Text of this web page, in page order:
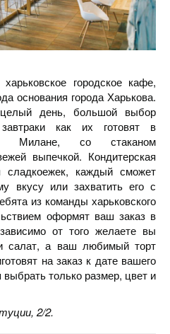
городское кафе,
основания города Харькова.
день, большой выбор
как их готовят в
Милане, со стаканом
выпечкой. Кондитерская
каждый сможет
вкусу или захватить его с
из команды харьковского
оформят ваш заказ в
от того желаете вы
салат, а ваш любимый торт
на заказ к дате вашего
только размер, цвет и
2/2.